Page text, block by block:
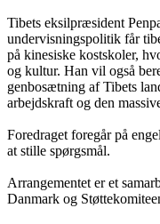
Tibets eksilpræsident
undervisningspolitik får
på kinesiske kostskoler,
og kultur. Han vil også
genbosætning af Tibets
arbejdskraft og den
Foredraget foregår på
at stille spørgsmål.
Arrangementet er et
Danmark og